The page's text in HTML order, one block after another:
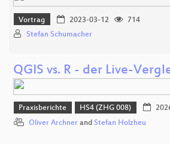
Vortrag 2023-03-12
714
Stefan Schumacher
QGIS vs. R - der Live-
Praxisberichte HS4 (ZHG 008)
Oliver Archner and Stefan Holzheu